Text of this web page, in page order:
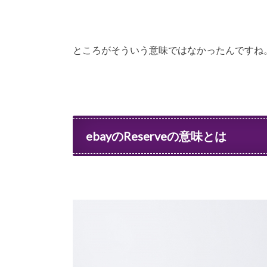
ところがそういう意味ではなかったんですね
ebayのReserveの意味とは